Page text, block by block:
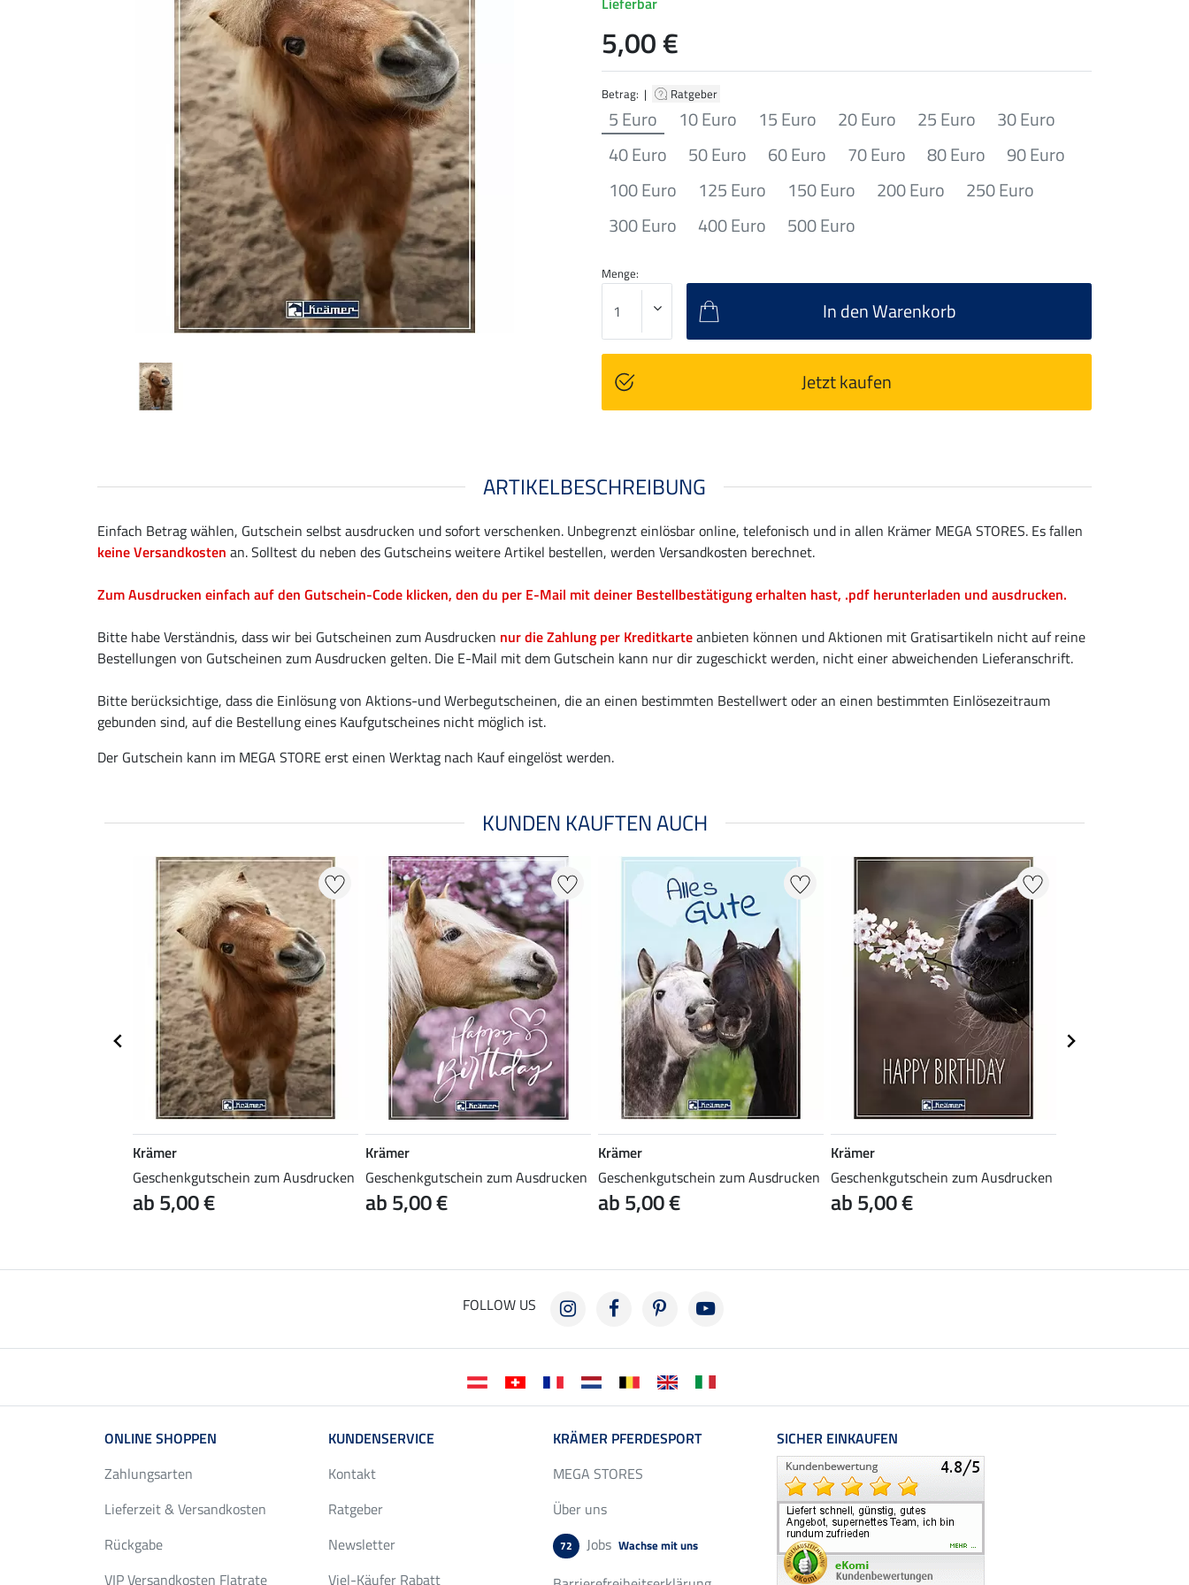
Betrag: | Ratgeber
5 Euro 10 Euro 15 Euro 20 Euro 25 Euro
30 Euro
40 Euro
50 Euro 60 Euro 70 Euro 80 Euro
90 Euro
100 Euro
125 Euro 150 Euro 200 Euro
250 Euro
300 Euro
400 Euro 500 Euro
5,00 €
Menge:
In den Warenkorb
Jetzt kaufen
ARTIKELBESCHREIBUNG
Einfach Betrag wählen, Gutschein selbst ausdrucken und sofort verschenken. Unbegrenzt einlösbar online, telefonisch und in allen Krämer MEGA STORES. Es fallen
keine Versandkosten an. Solltest du neben des Gutscheins weitere Artikel bestellen, werden Versandkosten berechnet.
Zum Ausdrucken einfach auf den Gutschein-Code klicken, den du per E-Mail mit deiner Bestellbestätigung erhalten hast, .pdf herunterladen und ausdrucken.
Bitte habe Verständnis, dass wir bei Gutscheinen zum Ausdrucken nur die Zahlung per Kreditkarteanbieten können und Aktionen mit Gratisartikeln nicht auf reine
Bestellungen von Gutscheinen zum Ausdrucken gelten. Die E-Mail mit dem Gutschein kann nur dir zugeschickt werden, nicht einer abweichenden Lieferanschrift.
Bitte berücksichtige, dass die Einlösung von Aktions-und Werbegutscheinen, die an einen bestimmten Bestellwert oder an einen bestimmten Einlösezeitraum
gebunden sind, auf die Bestellung eines Kaufgutscheines nicht möglich ist.
Der Gutschein kann im MEGA STORE erst einen Werktag nach Kauf eingelöst werden.
KUNDEN KAUFTEN AUCH
Krämer
Geschenkgutschein zum Ausdrucken
ab 5,00 €
Krämer
Geschenkgutschein zum Ausdrucken
ab 5,00 €
Krämer
Geschenkgutschein zum Ausdrucken
ab 5,00 €
Krämer
Geschenkgutschein zum Ausdrucken
ab 5,00 €
FOLLOW US
ONLINE SHOPPEN
Zahlungsarten
Lieferzeit & Versandkosten
Rückgabe
VIP Versandkosten Flatrate
KUNDENSERVICE
Kontakt
Ratgeber
Newsletter
Viel-Käufer Rabatt
KRÄMER PFERDESPORT
MEGA STORES
Über uns
72 Jobs Wachse mit uns
SICHER EINKAUFEN